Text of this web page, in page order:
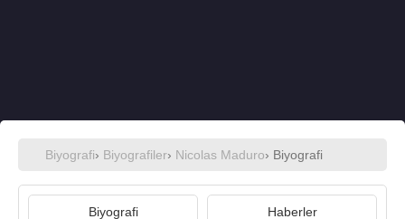
Biyografi› Biyografiler› Nicolas Maduro› Biyografi
Biyografi Haberler